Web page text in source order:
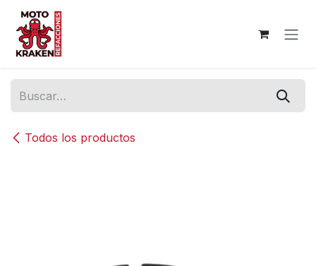
Ir al contenido
Todos los productos